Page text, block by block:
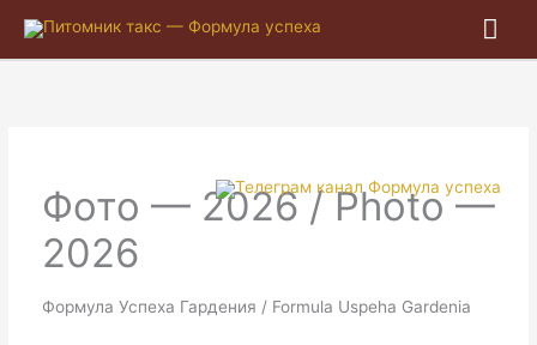
Фото — 2026 / Photo —
2026
Формула Успеха Гардения / Formula Uspeha Gardenia